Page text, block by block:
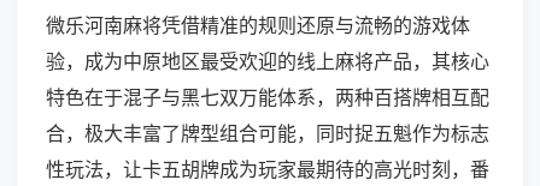
微乐河南麻将凭借精准的规则还原与流畅的游戏体
验，成为中原地区最受欢迎的线上麻将产品，其核心
特色在于混子与黑七双万能体系，两种百搭牌相互配
合，极大丰富了牌型组合可能，同时捉五魁作为标志
性玩法，让卡五胡牌成为玩家最期待的高光时刻，番